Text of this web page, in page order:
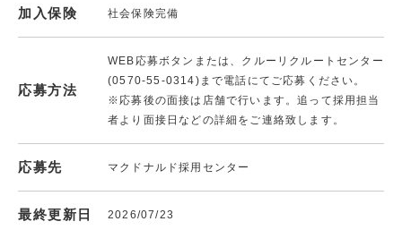
加入保険 社会保険完備
応募方法
WEB応募ボタンまたは、クルーリクルートセンター
(0570-55-0314)まで電話にてご応募ください。
※応募後の面接は店舗で行います。追って採用担当
者より面接日などの詳細をご連絡致します。
応募先 マクドナルド採用センター
最終更新日 2026/07/23